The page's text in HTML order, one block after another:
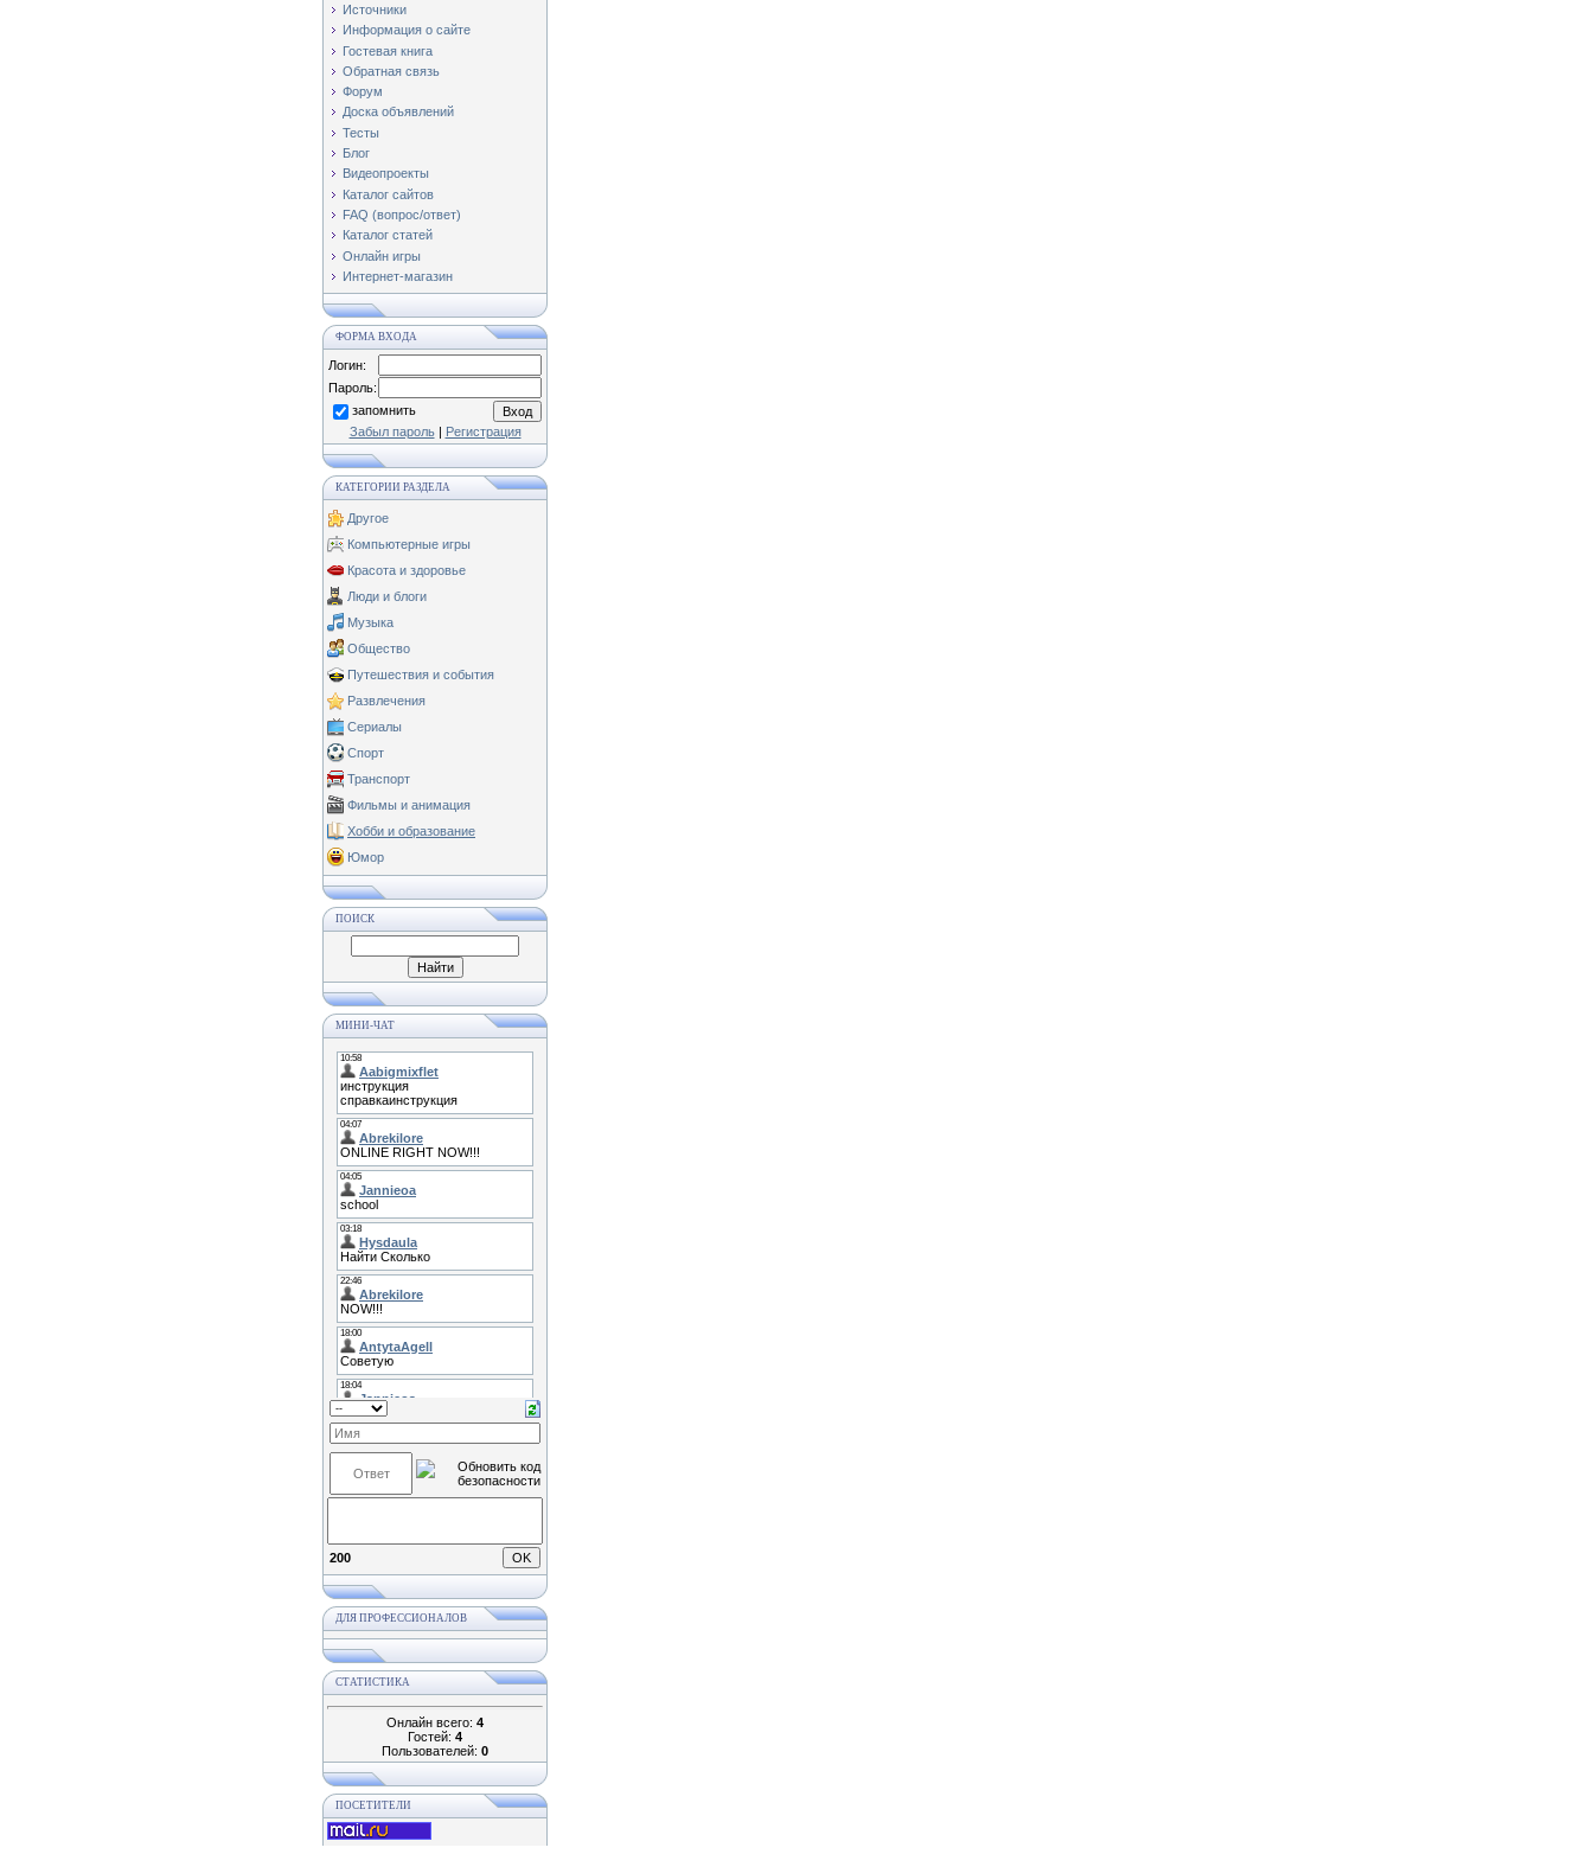
Источники
Информация о сайте
Гостевая книга
Обратная связь
Форум
Доска объявлений
Тесты
Блог
Видеопроекты
Каталог сайтов
FAQ (вопрос/ответ)
Каталог статей
Онлайн игры
Интернет-магазин
ФОРМА ВХОДА
Логин:
Пароль:
запомнить
Забыл пароль| Регистрация
КАТЕГОРИИ РАЗДЕЛА
Другое
Компьютерные игры
Красота и здоровье
Люди и блоги
Музыка
Общество
Путешествия и события
Развлечения
Сериалы
Спорт
Транспорт
Фильмы и анимация
Хобби и образование
Юмор
ПОИСК
МИНИ-ЧАТ
200
ДЛЯ ПРОФЕССИОНАЛОВ
СТАТИСТИКА
Онлайн всего: 4
Гостей: 4
Пользователей: 0
ПОСЕТИТЕЛИ